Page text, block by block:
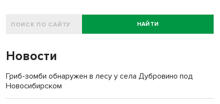
НАЙТИ
Новости
Гриб-зомби обнаружен в лесу у села Дубровино под
Новосибирском